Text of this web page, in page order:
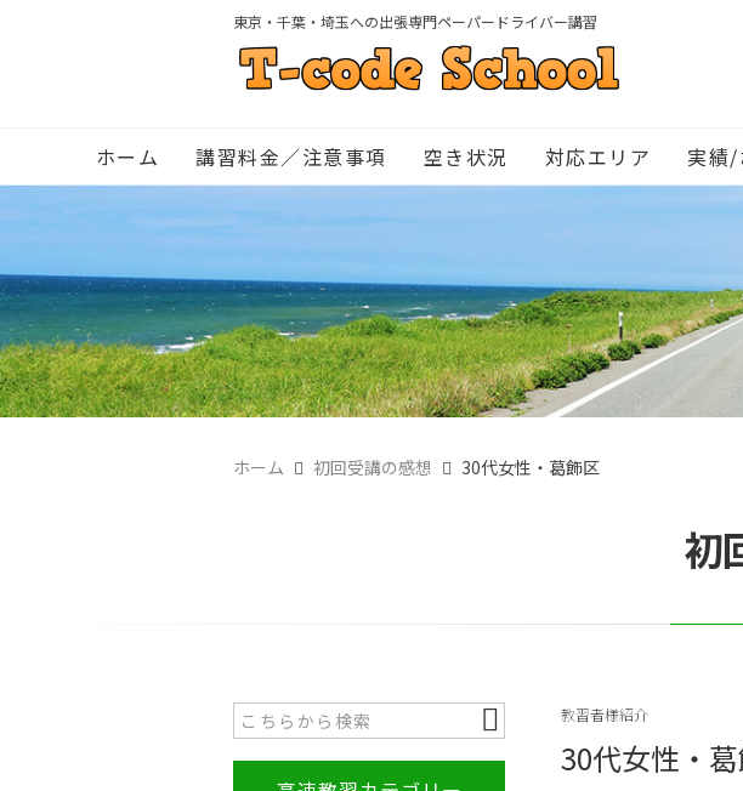
東京・千葉・埼玉への出張専門ペーパードライバー講習
ホーム 講習料金／注意事項 空き状況 対応エリア 実績/
ホーム 初回受講の感想 30代女性・葛飾区
初
教習者様紹介
30代女性・